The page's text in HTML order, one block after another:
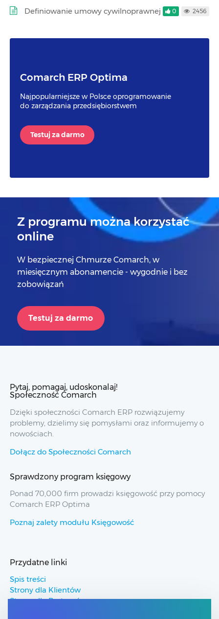
Definiowanie umowy cywilnoprawnej 0 2456
Comarch ERP Optima
Najpopularniejsze w Polsce oprogramowanie
do zarządzania przedsiębiorstwem
Testuj za darmo
Z programu można korzystać
online
W bezpiecznej Chmurze Comarch, w
miesięcznym abonamencie - wygodnie i bez
zobowiązań
Testuj za darmo
Pytaj, pomagaj, udoskonalaj!
Społeczność Comarch
Dzięki społeczności Comarch ERP rozwiązujemy
problemy, dzielimy się pomysłami oraz informujemy o
nowościach.
Dołącz do Społeczności Comarch
Sprawdzony program księgowy
Ponad 70,000 firm prowadzi księgowość przy pomocy
Comarch ERP Optima
Poznaj zalety modułu Księgowość
Przydatne linki
Spis treści
Strony dla Klientów
Strony dla Partnerów